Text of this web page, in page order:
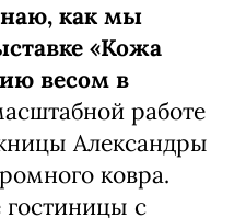
как мы
«Кожа
весом в
работе
Александры
ковра.
гостиницы с